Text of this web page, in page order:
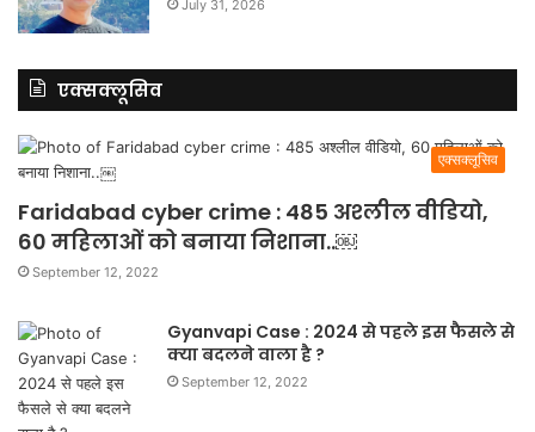
July 31, 2026
एक्सक्लूसिव
एक्सक्लूसिव
Faridabad cyber crime : 485 अश्लील वीडियो,
60 महिलाओं को बनाया निशाना..￼
September 12, 2022
Gyanvapi Case : 2024 से पहले इस फैसले से
क्या बदलने वाला है ?
September 12, 2022